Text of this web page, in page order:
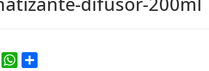
TwitterWhatsApp